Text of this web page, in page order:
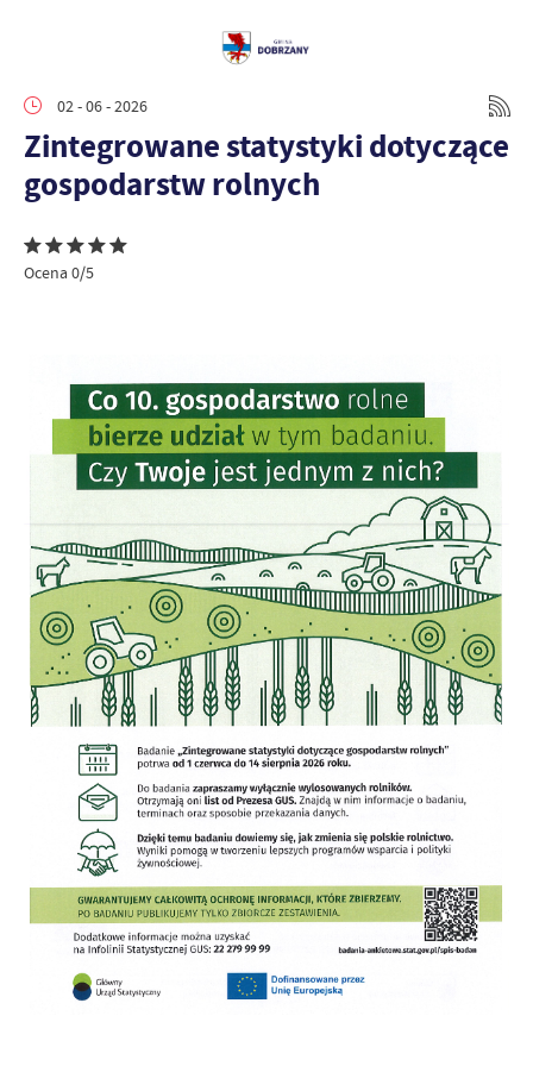
02 - 06 - 2026
Zintegrowane statystyki dotyczące
gospodarstw rolnych
Ocena 0/5